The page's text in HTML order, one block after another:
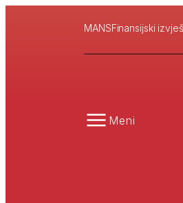
MANSFinansijski
Meni